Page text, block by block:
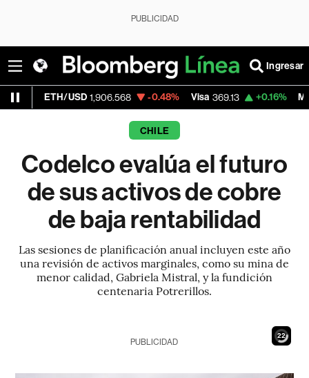
PUBLICIDAD
Ingresar
1,906.568 -0.48% Visa 369.13 +0.16% MercadoLibre
CHILE
Codelco evalúa el futuro
de sus activos de cobre
de baja rentabilidad
Las sesiones de planificación anual incluyen este año
una revisión de activos marginales, como su mina de
menor calidad, Gabriela Mistral, y la fundición
centenaria Potrerillos.
21
PUBLICIDAD